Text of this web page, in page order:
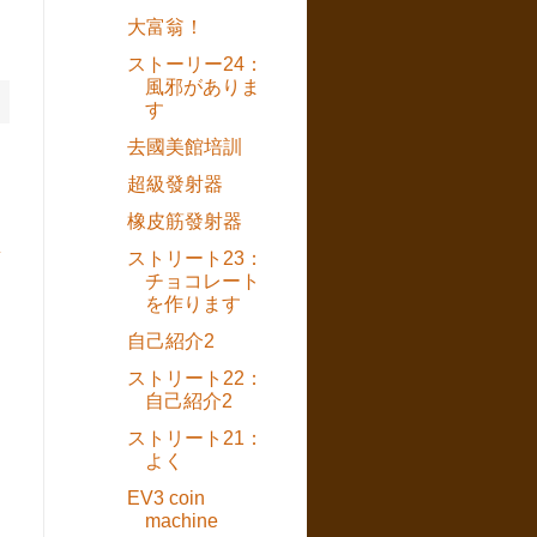
大富翁！
ストーリー24：
風邪がありま
す
去國美館培訓
超級發射器
橡皮筋發射器
ストリート23：
チョコレート
を作ります
自己紹介2
ストリート22：
自己紹介2
ストリート21：
よく
EV3 coin
machine